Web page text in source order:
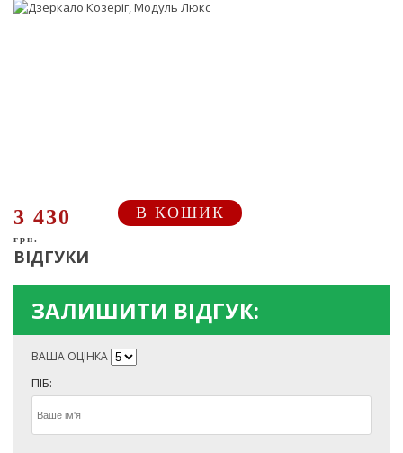
3 430
грн.
В КОШИК
ВІДГУКИ
ЗАЛИШИТИ ВІДГУК:
ВАША ОЦІНКА
ПІБ: